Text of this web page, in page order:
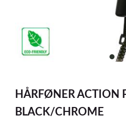
item
of
1
HÅRFØNER ACTION
BLACK/CHROME